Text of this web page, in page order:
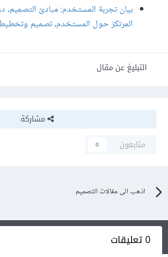
بيان تجربة المستخدم: مبادئ التصميم،
المرتكز حول المستخدم، تصميم
التبليغ عن مقال
مشاركة
متابعون
0
اذهب الى مقالات التصميم
0 تعليقات